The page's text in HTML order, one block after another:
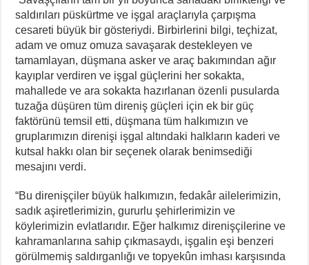
saldırıları püskürtme ve işgal araçlarıyla çarpışma
cesareti büyük bir gösteriydi. Birbirlerini bilgi, teçhizat,
adam ve omuz omuza savaşarak destekleyen ve
tamamlayan, düşmana asker ve araç bakımından ağır
kayıplar verdiren ve işgal güçlerini her sokakta,
mahallede ve ara sokakta hazırlanan özenli pusularda
tuzağa düşüren tüm direniş güçleri için ek bir güç
faktörünü temsil etti, düşmana tüm halkımızın ve
gruplarımızın direnişi işgal altındaki halkların kaderi ve
kutsal hakkı olan bir seçenek olarak benimsediği
mesajını verdi.
“Bu direnişçiler büyük halkımızın, fedakâr ailelerimizin,
sadık aşiretlerimizin, gururlu şehirlerimizin ve
köylerimizin evlatlarıdır. Eğer halkımız direnişçilerine ve
kahramanlarına sahip çıkmasaydı, işgalin eşi benzeri
görülmemiş saldırganlığı ve topyekûn imhası karşısında